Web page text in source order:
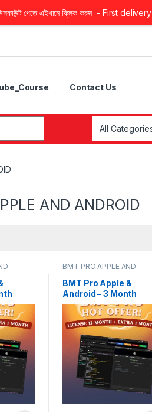
Contact Us
AND ANDROID
BMT PRO APPLE AND
BMT Pro Apple &
Android – 3 Month
Activation
পেতে এইখানে ক্লিক করুন - First delivery